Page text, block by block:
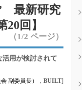
最新研究
回】
（1/2 ページ）
用が検討されて
副委員長） ， BUILT]